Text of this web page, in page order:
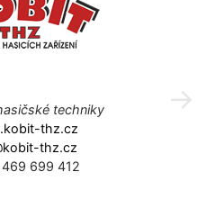
techniky
thz.cz
thz.cz
699 412